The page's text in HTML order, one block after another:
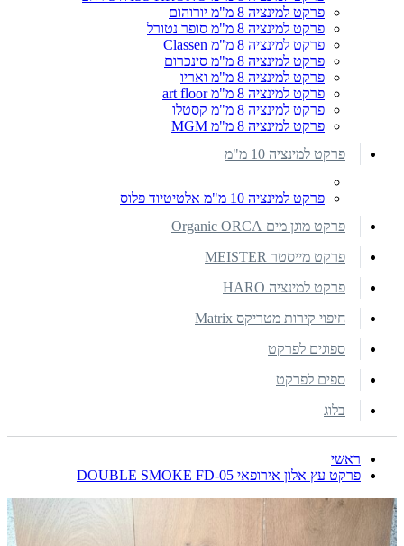
פרקט למינציה 8 מ"מ יורוהום
פרקט למינציה 8 מ"מ סופר נטורל
פרקט למינציה 8 מ"מ Classen
פרקט למינציה 8 מ"מ סינכרום
פרקט למינציה 8 מ"מ ואריו
פרקט למינציה 8 מ"מ art floor
פרקט למינציה 8 מ"מ קסטלו
פרקט למינציה 8 מ"מ MGM
פרקט למינציה 10 מ"מ
פרקט למינציה 10 מ"מ אלטיטיוד פלוס
פרקט מוגן מים Organic ORCA
פרקט מייסטר MEISTER
פרקט למינציה HARO
חיפוי קירות מטריקס Matrix
ספוגים לפרקט
ספים לפרקט
בלוג
ראשי
פרקט עץ אלון אירופאי DOUBLE SMOKE FD-05